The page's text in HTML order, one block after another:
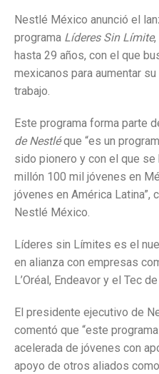
Nestlé México anunció el
programa Líderes Sin Límite
hasta 29 años, con el que
mexicanos para aumentar
trabajo.
Este programa forma parte
de Nestléque “es un
sido pionero y con el que se
millón 100 mil jóvenes en
jóvenes en América Latina”,
Nestlé México.
Líderes sin Límites es el
en alianza con empresas
L’Oréal, Endeavor y el Tec
El presidente ejecutivo de
comentó que “este
acelerada de jóvenes con
apoyo de otros aliados como